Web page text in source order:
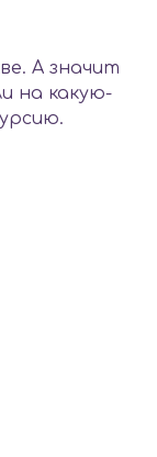
А значит
на какую-